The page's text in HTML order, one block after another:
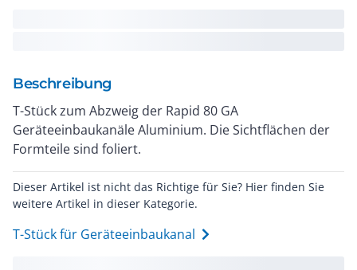
Beschreibung
T-Stück zum Abzweig der Rapid 80 GA
Geräteeinbaukanäle Aluminium. Die Sichtflächen der
Formteile sind foliert.
Dieser Artikel ist nicht das Richtige für Sie? Hier finden Sie
weitere Artikel in dieser Kategorie.
T-Stück für Geräteeinbaukanal